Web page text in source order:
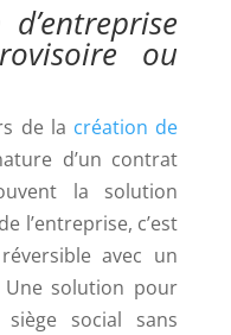
ou
de la création de
d’un contrat
la solution
l’entreprise, c’est
avec un
solution pour
social sans